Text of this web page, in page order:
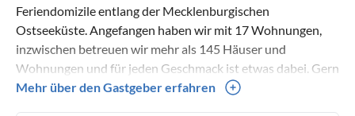
Feriendomizile entlang der Mecklenburgischen
Ostseeküste. Angefangen haben wir mit 17 Wohnungen,
inzwischen betreuen wir mehr als 145 Häuser und
Wohnungen und für jeden Geschmack ist etwas dabei. Gern
beraten wir Sie persönlich entsprechend Ihren Wünschen.
Mehr über den Gastgeber erfahren